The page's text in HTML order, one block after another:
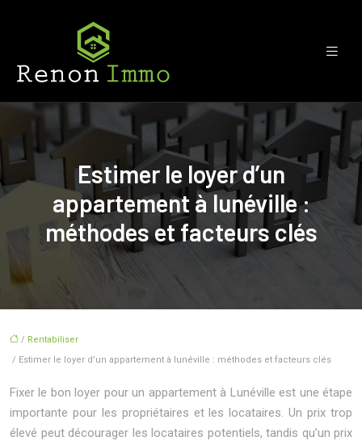
Estimer le loyer d’un
appartement à lunéville :
méthodes et facteurs clés
/ Rentabiliser
/ Estimer le loyer d’un appartement à lunéville : méthodes et facteurs clés
Fixer le bon loyer pour un appartement à Lunéville est une étape
importante pour les propriétaires et les locataires. Un prix trop
élevé peut décourager les locataires potentiels, tandis qu’un prix